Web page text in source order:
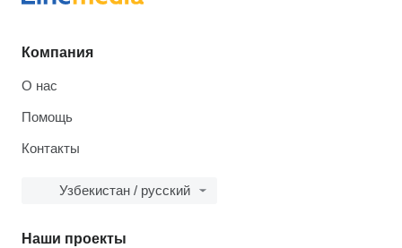
Компания
О нас
Помощь
Контакты
Узбекистан / русский
Наши проекты